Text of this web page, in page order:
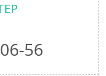
56